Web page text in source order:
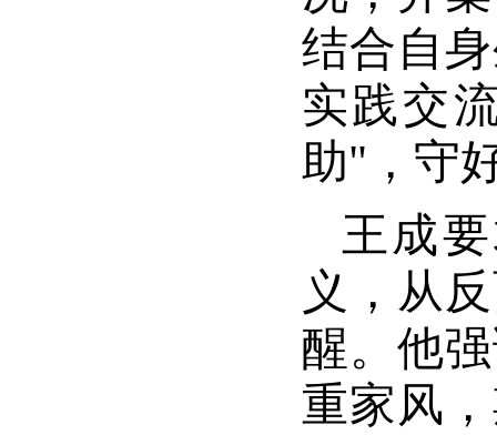
结合自
实践交
助"，守
王成
义，从
醒。他
重家风